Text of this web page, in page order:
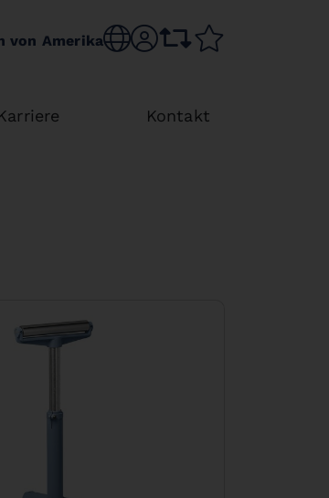
von Amerika Choose language
sr.accountcomparison list
Kontakt